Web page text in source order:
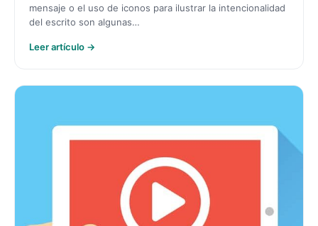
mensaje o el uso de iconos para ilustrar la intencionalidad
del escrito son algunas…
Leer artículo →